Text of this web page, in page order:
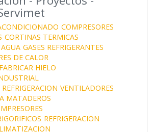
COMPRESORES
CORTINAS TERMICAS
GASES REFRIGERANTES
DE CALOR
HIELO
VENTILADORES
MATADEROS
REFRIGERACION